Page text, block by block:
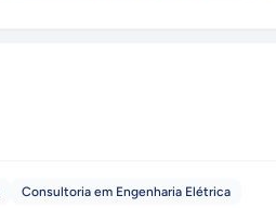
Consultoria em Engenharia Elétrica